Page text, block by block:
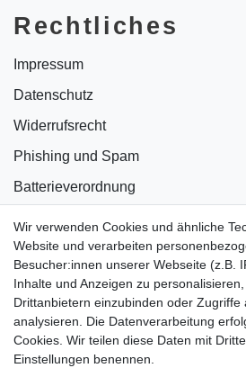
Wir verwenden Cookies und ähnliche
Website und verarbeiten
Besucher:innen unserer Webseite (z.B.
Inhalte und Anzeigen zu
Drittanbietern einzubinden oder Zugriffe
analysieren. Die Datenverarbeitung
Cookies. Wir teilen diese Daten mit
Einstellungen benennen.
Rechtliches
Impressum
Datenschutz
Widerrufsrecht
Phishing und Spam
Batterieverordnung
Bildnachweise
AGB
Vertrag widerrufen